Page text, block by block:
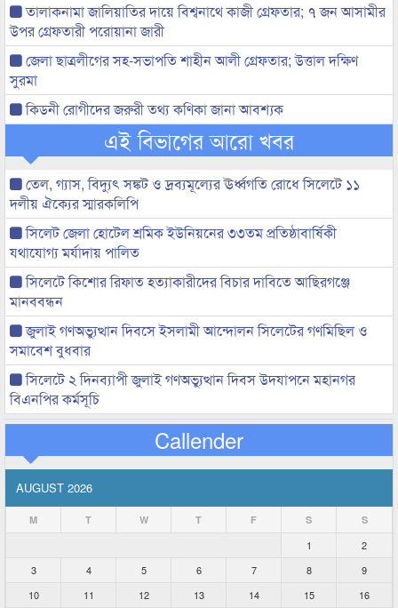
তালাকনামা জালিয়াতির দায়ে বিশ্বনাথে কাজী গ্রেফতার; ৭ জন আসামীর
উপর গ্রেফতারী পরোয়ানা জারী
জেলা ছাত্রলীগের সহ-সভাপতি শাহীন আলী গ্রেফতার; উত্তাল দক্ষিণ
সুরমা
কিডনী রোগীদের জরুরী তথ্য কণিকা জানা আবশ্যক
এই বিভাগের আরো খবর
তেল, গ্যাস, বিদ্যুৎ সঙ্কট ও দ্রব্যমূল্যের ঊর্ধ্বগতি রোধে সিলেটে ১১
দলীয় ঐক্যের স্মারকলিপি
সিলেট জেলা হোটেল শ্রমিক ইউনিয়নের ৩৩তম প্রতিষ্ঠাবার্ষিকী
যথাযোগ্য মর্যাদায় পালিত
সিলেটে কিশোর রিফাত হত্যাকারীদের বিচার দাবিতে আছিরগঞ্জে
মানববন্ধন
জুলাই গণঅভ্যুত্থান দিবসে ইসলামী আন্দোলন সিলেটের গণমিছিল ও
সমাবেশ বুধবার
সিলেটে ২ দিনব্যাপী জুলাই গণঅভ্যুত্থান দিবস উদযাপনে মহানগর
বিএনপির কর্মসূচি
Callender
AUGUST 2026
M T W T F S S
1
2
3
4 5 6 7 8
9
10
11 12 13 14 15
16